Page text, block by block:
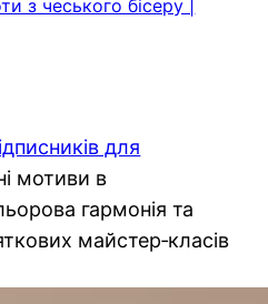
з чеського бісеру |
для
мотиви в
гармонія та
майстер‑класів